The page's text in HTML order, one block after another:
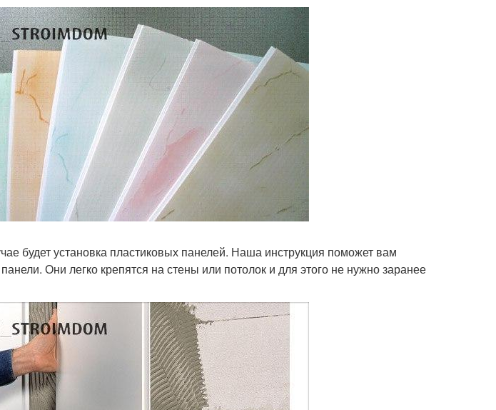
будет установка пластиковых панелей. Наша инструкция поможет вам
Они легко крепятся на стены или потолок и для этого не нужно заранее